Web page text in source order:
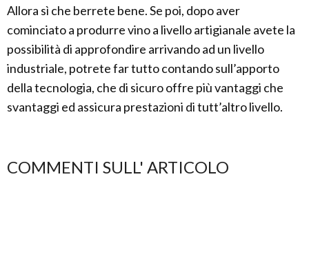
Allora sì che berrete bene. Se poi, dopo aver
cominciato a produrre vino a livello artigianale avete la
possibilità di approfondire arrivando ad un livello
industriale, potrete far tutto contando sull’apporto
della tecnologia, che di sicuro offre più vantaggi che
svantaggi ed assicura prestazioni di tutt’altro livello.
COMMENTI SULL' ARTICOLO